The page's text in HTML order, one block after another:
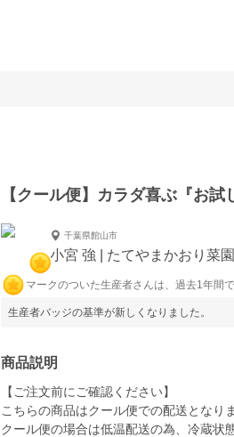
【クール便】カラダ喜ぶ『お試
千葉県館山市
小宮 強 | たてやまかおり菜園
マークのついた生産者さんは、過去1年間
生産者バッジの基準が新しくなりました。
商品説明
【ご注文前にご確認ください】
こちらの商品はクール便での配送となりま
クール便の場合は低温配送の為、冷蔵状